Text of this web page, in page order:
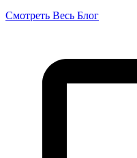
Смотреть Весь Блог